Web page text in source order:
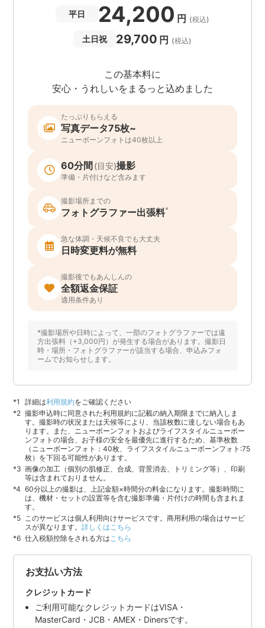
平日 24,200 円 (税込)
土日祝 29,700 円 (税込)
この基本料に
安心・うれしいをまるっと込めました
たっぷりもらえる
写真データ75枚~
ニューボーンフォトは40枚以上
60分間 (目安)撮影
準備・片付けなど含みます
撮影場所までの
フォトグラファー出張料*
急な体調・天候不良でも大丈夫
日時変更料が無料
撮影後でもあんしんの
全額返金保証
適用条件あり
*撮影場所や日時によって、一部のフォトグラファーでは遠
方出張料（+3,000円）が発生する場合があります。撮影日
時・場所・フォトグラファーが該当する場合、申込みフォ
ームでお知らせします。
詳細は利用規約をご確認ください
撮影申込時に同意された利用規約に記載の納入期限までに納入しま
す。撮影時の状況または天候等により、当該枚数に達しない場合もあ
ります。また、ニューボーンフォトおよびライフスタイルニューボー
ンフォトの場合、お子様の安全を最優先に進行するため、基準枚数
（ニューボーンフォト：40枚、ライフスタイルニューボーンフォト:75
枚）を下回る可能性があります。
画像の加工（個別の肌修正、合成、背景消去、トリミング等）、印刷
等は含まれておりません。
60分以上の撮影は、上記金額×時間分の料金になります。撮影時間に
は、機材・セットの設置等を含む撮影準備・片付けの時間も含まれま
す。
このサービスは個人利用向けサービスです。商用利用の場合はサービ
スが異なります。詳しくはこちら
仕入税額控除をされる方は こちら
お支払い方法
クレジットカード
ご利用可能なクレジットカードはVISA・
MasterCard・JCB・AMEX・Dinersです。